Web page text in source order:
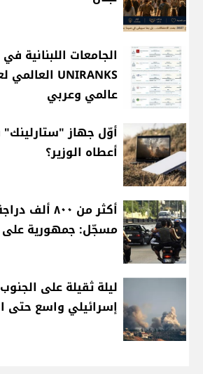
الجامعات اللبنانية
عالمي وعربي
أوّل جهاز
أعطاه الوزير؟
أكثر من ٨٠٠
مسجّل: جمهورية على
ليلة ثقيلة على
إسرائيلي واسع حتى